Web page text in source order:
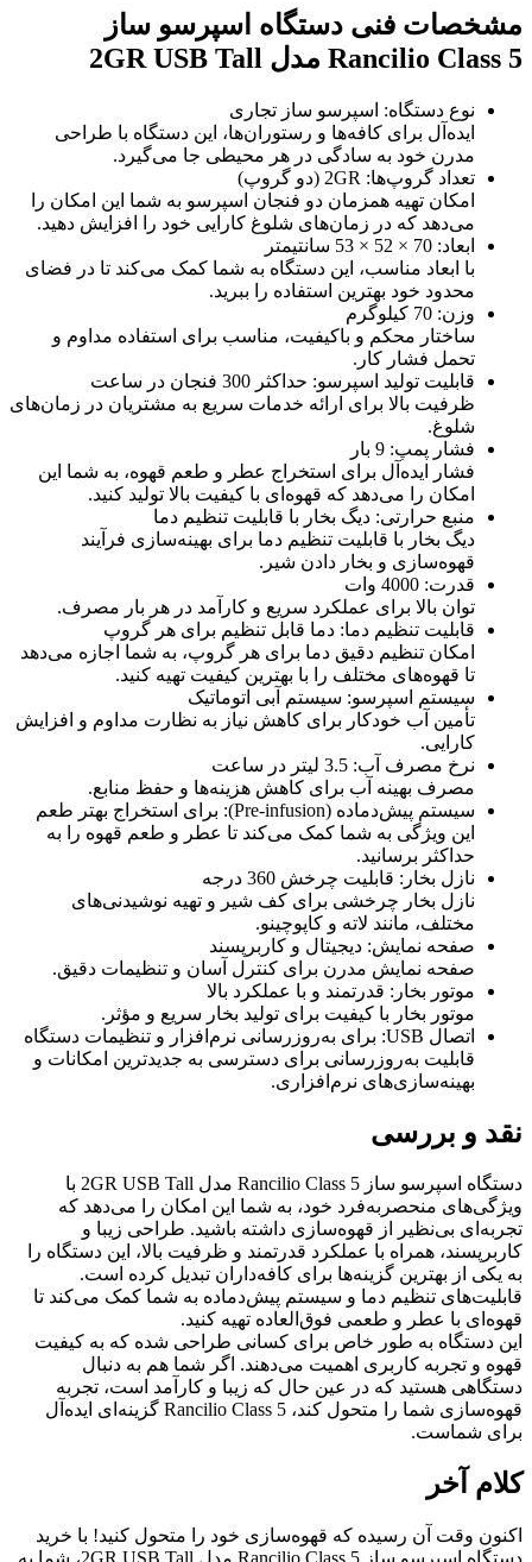
مشخصات فنی دستگاه اسپرسو ساز
Rancilio Class 5 مدل 2GR USB Tall
نوع دستگاه: اسپرسو ساز تجاری
ایده‌آل برای کافه‌ها و رستوران‌ها، این دستگاه با طراحی
مدرن خود به سادگی در هر محیطی جا می‌گیرد.
تعداد گروپ‌ها: 2GR (دو گروپ)
امکان تهیه همزمان دو فنجان اسپرسو به شما این امکان را
می‌دهد که در زمان‌های شلوغ کارایی خود را افزایش دهید.
ابعاد: 70 × 52 × 53 سانتیمتر
با ابعاد مناسب، این دستگاه به شما کمک می‌کند تا در فضای
محدود خود بهترین استفاده را ببرید.
وزن: 70 کیلوگرم
ساختار محکم و باکیفیت، مناسب برای استفاده مداوم و
تحمل فشار کار.
قابلیت تولید اسپرسو: حداکثر 300 فنجان در ساعت
ظرفیت بالا برای ارائه خدمات سریع به مشتریان در زمان‌های
شلوغ.
فشار پمپ: 9 بار
فشار ایده‌آل برای استخراج عطر و طعم قهوه، به شما این
امکان را می‌دهد که قهوه‌ای با کیفیت بالا تولید کنید.
منبع حرارتی: دیگ بخار با قابلیت تنظیم دما
دیگ بخار با قابلیت تنظیم دما برای بهینه‌سازی فرآیند
قهوه‌سازی و بخار دادن شیر.
قدرت: 4000 وات
توان بالا برای عملکرد سریع و کارآمد در هر بار مصرف.
قابلیت تنظیم دما: دما قابل تنظیم برای هر گروپ
امکان تنظیم دقیق دما برای هر گروپ، به شما اجازه می‌دهد
تا قهوه‌های مختلف را با بهترین کیفیت تهیه کنید.
سیستم اسپرسو: سیستم آبی اتوماتیک
تأمین آب خودکار برای کاهش نیاز به نظارت مداوم و افزایش
کارایی.
نرخ مصرف آب: 3.5 لیتر در ساعت
مصرف بهینه آب برای کاهش هزینه‌ها و حفظ منابع.
سیستم پیش‌دماده (Pre-infusion): برای استخراج بهتر طعم
این ویژگی به شما کمک می‌کند تا عطر و طعم قهوه را به
حداکثر برسانید.
نازل بخار: قابلیت چرخش 360 درجه
نازل بخار چرخشی برای کف شیر و تهیه نوشیدنی‌های
مختلف، مانند لاته و کاپوچینو.
صفحه نمایش: دیجیتال و کاربرپسند
صفحه نمایش مدرن برای کنترل آسان و تنظیمات دقیق.
موتور بخار: قدرتمند و با عملکرد بالا
موتور بخار با کیفیت برای تولید بخار سریع و مؤثر.
اتصال USB: برای به‌روزرسانی نرم‌افزار و تنظیمات دستگاه
قابلیت به‌روزرسانی برای دسترسی به جدیدترین امکانات و
بهینه‌سازی‌های نرم‌افزاری.
نقد و بررسی
دستگاه اسپرسو ساز Rancilio Class 5 مدل 2GR USB Tall با
ویژگی‌های منحصربه‌فرد خود، به شما این امکان را می‌دهد که
تجربه‌ای بی‌نظیر از قهوه‌سازی داشته باشید. طراحی زیبا و
کاربرپسند، همراه با عملکرد قدرتمند و ظرفیت بالا، این دستگاه را
به یکی از بهترین گزینه‌ها برای کافه‌داران تبدیل کرده است.
قابلیت‌های تنظیم دما و سیستم پیش‌دماده به شما کمک می‌کند تا
قهوه‌ای با عطر و طعمی فوق‌العاده تهیه کنید.
این دستگاه به طور خاص برای کسانی طراحی شده که به کیفیت
قهوه و تجربه کاربری اهمیت می‌دهند. اگر شما هم به دنبال
دستگاهی هستید که در عین حال که زیبا و کارآمد است، تجربه
قهوه‌سازی شما را متحول کند، Rancilio Class 5 گزینه‌ای ایده‌آل
برای شماست.
کلام آخر
اکنون وقت آن رسیده که قهوه‌سازی خود را متحول کنید! با خرید